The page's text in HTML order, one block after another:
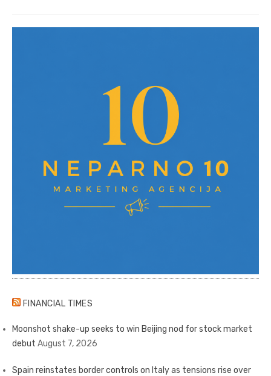
FINANCIAL TIMES
Moonshot shake-up seeks to win Beijing nod for stock market
debut August 7, 2026
Spain reinstates border controls on Italy as tensions rise over